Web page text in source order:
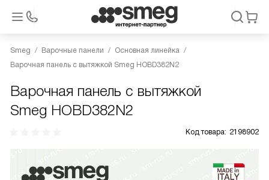
Smeg Варочные панели
Основная линейка
Варочная панель с вытяжкой Smeg HOBD382N2
Варочная панель с вытяжкой
Smeg HOBD382N2
Код товара: 2198902